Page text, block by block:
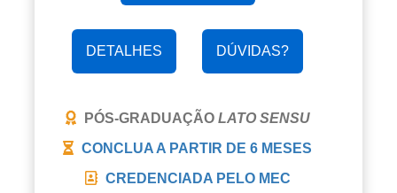
DETALHES DÚVIDAS?
PÓS-GRADUAÇÃO LATO SENSU
CONCLUA A PARTIR DE 6 MESES
CREDENCIADA PELO MEC